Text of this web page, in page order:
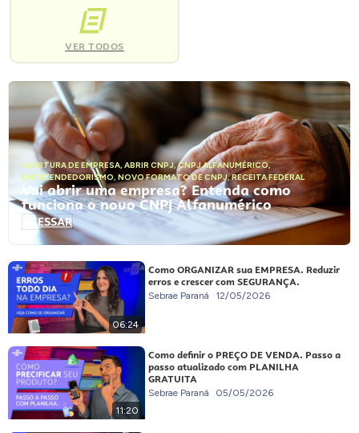
VER TODOS
ABERTURA DE EMPRESA, ABRIR CNPJ,CNPJ ALFANUMÉRICO,
EMPREENDEDORISMO, NOVO FORMATO DE CNPJ,RECEITA FEDERAL
Vai abrir uma empresa? Entenda como
funciona o novo CNPJ Alfanumérico
ACESSAR
06:24
Como ORGANIZAR sua EMPRESA. Reduzir
erros e crescer com SEGURANÇA.
Sebrae Paraná 12/05/2026
11:20
Como definir o PREÇO DE VENDA. Passo a
passo atualizado com PLANILHA
GRATUITA
Sebrae Paraná 05/05/2026